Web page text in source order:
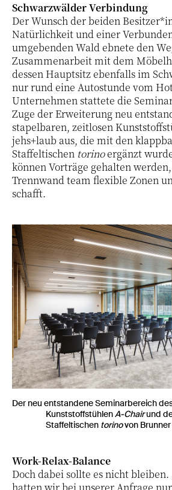
Schwarzwälder Verbindung
Der Wunsch der beiden
Natürlichkeit und einer
umgebenden Wald ebnete den
Zusammenarbeit mit dem
dessen Hauptsitz ebenfalls im
nur rund eine Autostunde vom
Unternehmen stattete die
Zuge der Erweiterung neu
stapelbaren, zeitlosen
jehs+laub aus, die mit den
Staffeltischen torinoergänzt
können Vorträge gehalten
Trennwand team flexible Zonen
schafft.
Der neu entstandene Seminarbereich
KunststoffstühlenA-Chairund
Staffeltischen torinovon Brunner
Work-Relax-Balance
Doch dabei sollte es nicht